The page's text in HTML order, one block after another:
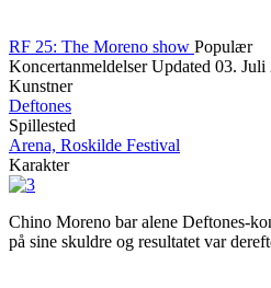
RF 25: The Moreno show Populær
Koncertanmeldelser Updated 03. Juli
Kunstner
Deftones
Spillested
Arena, Roskilde Festival
Karakter
Chino Moreno bar alene Deftones-
på sine skuldre og resultatet var